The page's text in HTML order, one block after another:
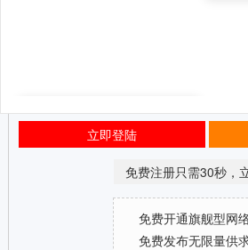
立即登陆
免费注册只需30秒，
免费开通旗舰型网
免费发布无限量供